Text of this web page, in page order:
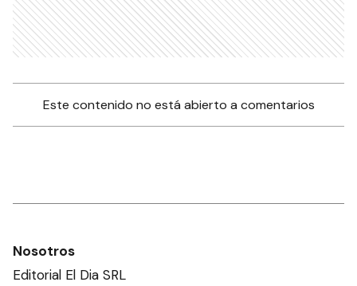
Este contenido no está abierto a comentarios
Nosotros
Editorial El Dia SRL